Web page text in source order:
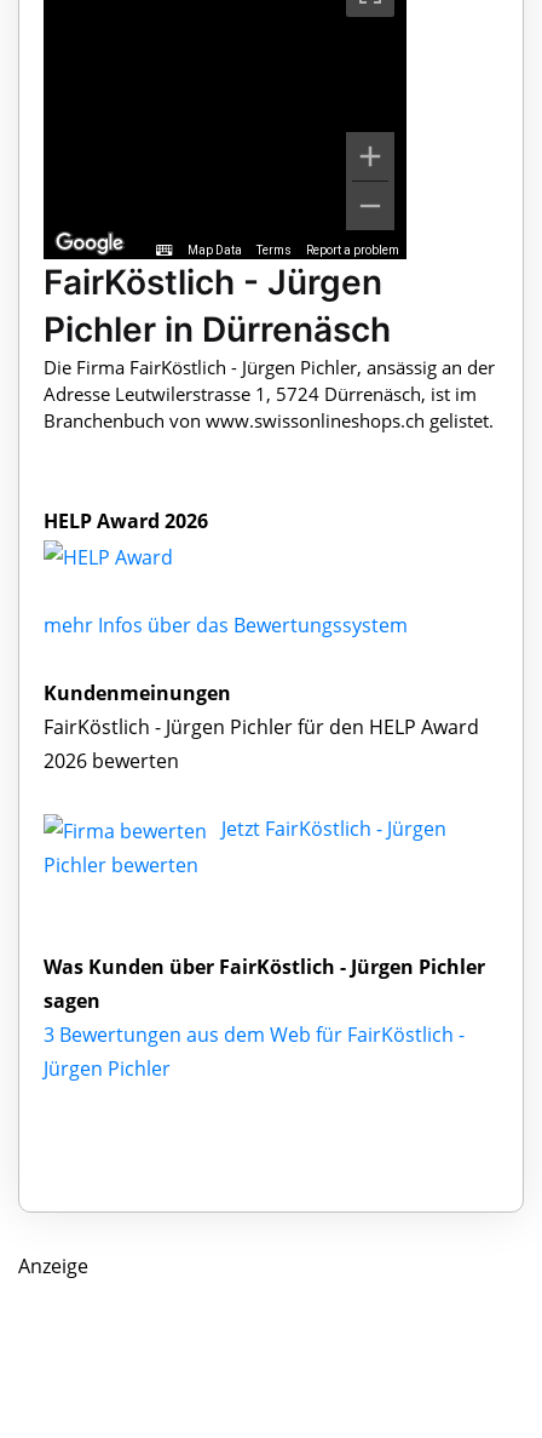
Map Data Terms Report a problem
FairKöstlich - Jürgen
Pichler in Dürrenäsch
Die Firma FairKöstlich - Jürgen Pichler, ansässig an der
Adresse Leutwilerstrasse 1, 5724 Dürrenäsch, ist im
Branchenbuch von www.swissonlineshops.ch gelistet.
HELP Award 2026
mehr Infos über das Bewertungssystem
Kundenmeinungen
FairKöstlich - Jürgen Pichler für den HELP Award
2026 bewerten
Jetzt FairKöstlich - Jürgen
Pichler bewerten
Was Kunden über FairKöstlich - Jürgen Pichler
sagen
3 Bewertungen aus dem Web für FairKöstlich -
Jürgen Pichler
Anzeige